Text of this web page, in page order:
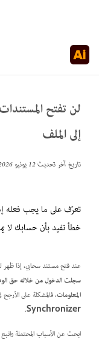
لن تفتح
إلى الملف
تاريخ آخر تحديث12 يونيو 2026
تعرّف على ما يجب فعله
خطأ تفيد بأن حسابك لا
عند فتح مستند سحابي، إذا ظهر
سجلت الدخول من خلاله حق
المعلومات، فالمشكلة على
Synchronizer
.
ابحث عن الأسباب المحتملة